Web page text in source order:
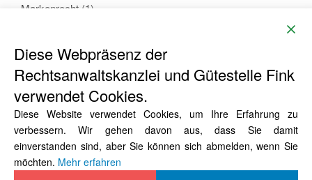
Markenrecht (1)
EMAIL
mail(at)finklaw.de
FINK Finks
Diese Webpräsenz der
Rechtsanwaltskanzlei und Gütestelle Fink
verwendet Cookies.
Diese Website verwendet Cookies, um Ihre Erfahrung zu
verbessern. Wir gehen davon aus, dass Sie damit
einverstanden sind, aber Sie können sich abmelden, wenn Sie
möchten. Mehr erfahren